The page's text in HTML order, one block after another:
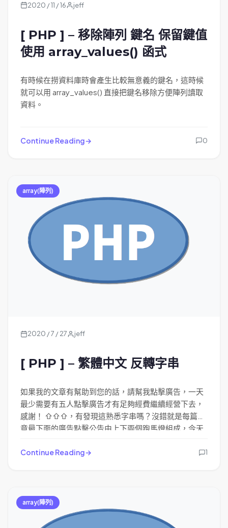
2020 / 11 / 16 jeff
[ PHP ] – 移除陣列 鍵名 保留鍵值
使用 array_values() 函式
有時候在撈資料庫時會產生比較無意義的鍵名，這時候
就可以用 array_values() 直接把鍵名移除方便陣列讀取
資料。
Continue Reading 0
array(陣列)
2020 / 7 / 27 jeff
[ PHP ] – 繁體中文 反轉字串
如果我的文章有幫助到您的話，請幫我點擊廣告，一天
最少需要有五人點擊廣告才有足夠經費繼續經營下去，
感謝！ ⇧⇧⇧，有發現這熟悉字串嗎？沒錯就是每篇文
章最下面的廣告點擊公告由上下兩個跑馬燈組成，今天
開始跑，這樣不就無法表達出正確的語意，所以就去找
式碼更短一點。
Continue Reading 1
array(陣列)